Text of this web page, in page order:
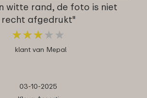
witte rand, de foto is niet
recht afgedrukt"
★★★ ★ ★
★★★ ★ ★
klant van Mepal
03-10-2025